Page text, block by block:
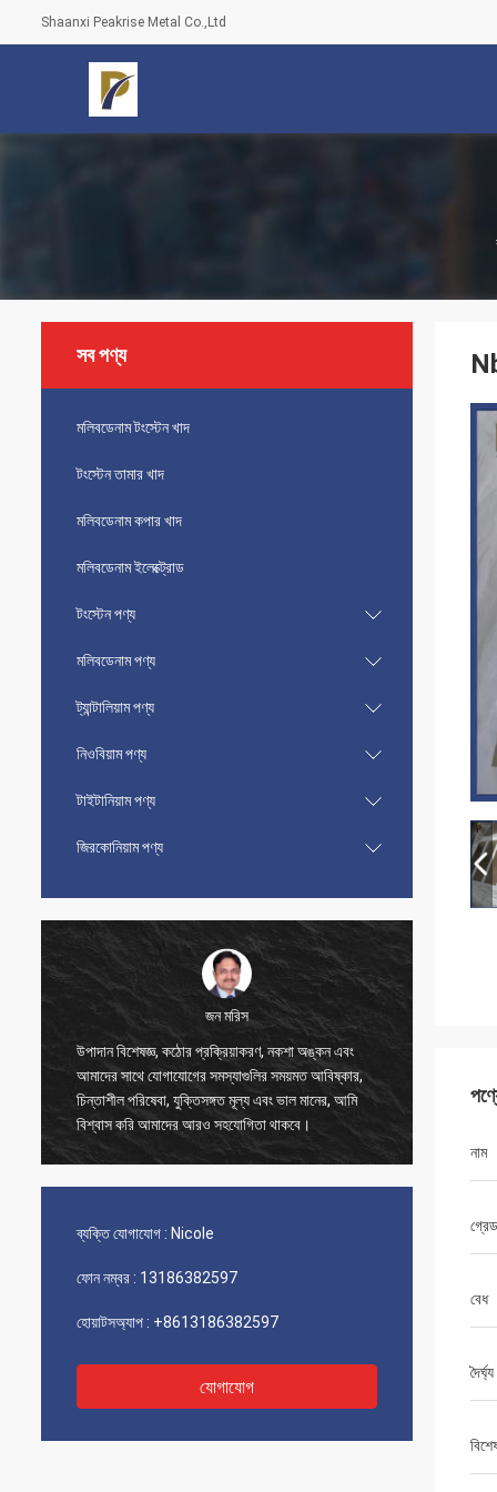
Shaanxi Peakrise Metal Co.,Ltd
সব পণ্য
মলিবডেনাম টংস্টেন খাদ
টংস্টেন তামার খাদ
মলিবডেনাম কপার খাদ
মলিবডেনাম ইলেক্ট্রোড
টংস্টেন পণ্য
মলিবডেনাম পণ্য
ট্যান্টালিয়াম পণ্য
নিওবিয়াম পণ্য
টাইটানিয়াম পণ্য
জিরকোনিয়াম পণ্য
উপাদান বিশেষজ্ঞ, কঠোর প্রক্রিয়াকরণ, নকশা অঙ্কন এবং
আমাদের সাথে যোগাযোগের সমস্যাগুলির সময়মত আবিষ্কার,
চিন্তাশীল পরিষেবা, যুক্তিসঙ্গত মূল্য এবং ভাল মানের, আমি
বিশ্বাস করি আমাদের আরও সহযোগিতা থাকবে।
চমৎকার দক্ষতা এবং
ব্যক্তি যোগাযোগ : Nicole
ফোন নম্বর : 13186382597
হোয়াটসঅ্যাপ : +8613186382597
যোগাযোগ
নাম
গ্রেড
বেধ
দৈর্ঘ্য